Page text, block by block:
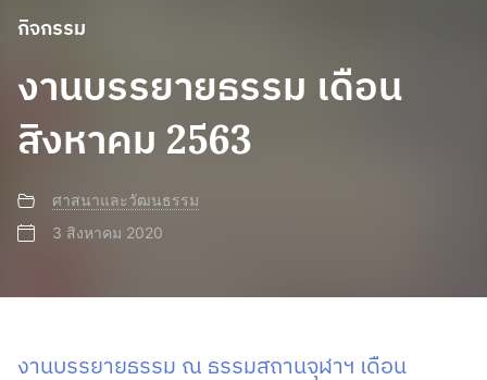
กิจกรรม
งานบรรยายธรรม เดือน
สิงหาคม 2563
ศาสนาและวัฒนธรรม
3 สิงหาคม 2020
งานบรรยายธรรม ณ ธรรมสถานจุฬาฯ เดือน